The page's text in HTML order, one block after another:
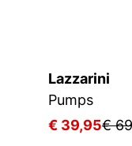
Lazzarini
Pumps
€ 39,95€